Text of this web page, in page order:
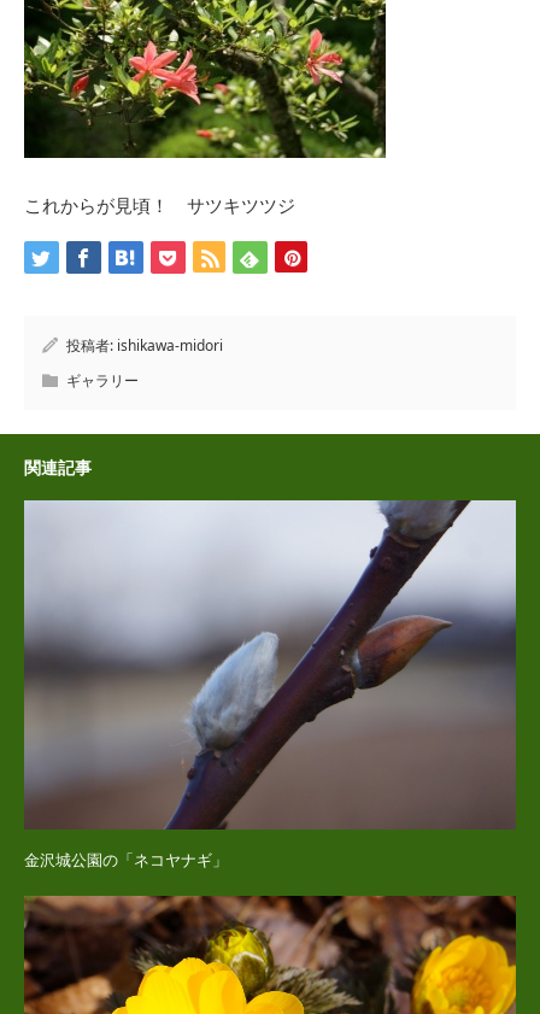
これからが見頃！ サツキツツジ
投稿者: ishikawa-midori
ギャラリー
関連記事
金沢城公園の「ネコヤナギ」